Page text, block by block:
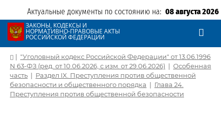
Актуальные документы по состоянию на: 08 августа 2026
ЗАКОНЫ, КОДЕКСЫ И
НОРМАТИВНО-ПРАВОВЫЕ АКТЫ
РОССИЙСКОЙ ФЕДЕРАЦИИ
| "Уголовный кодекс Российской Федерации" от 13.06.1996
N 63-ФЗ (ред. от 10.06.2026, с изм. от 29.06.2026) | Особенная
часть | Раздел IX. Преступления против общественной
безопасности и общественного порядка | Глава 24.
Преступления против общественной безопасности